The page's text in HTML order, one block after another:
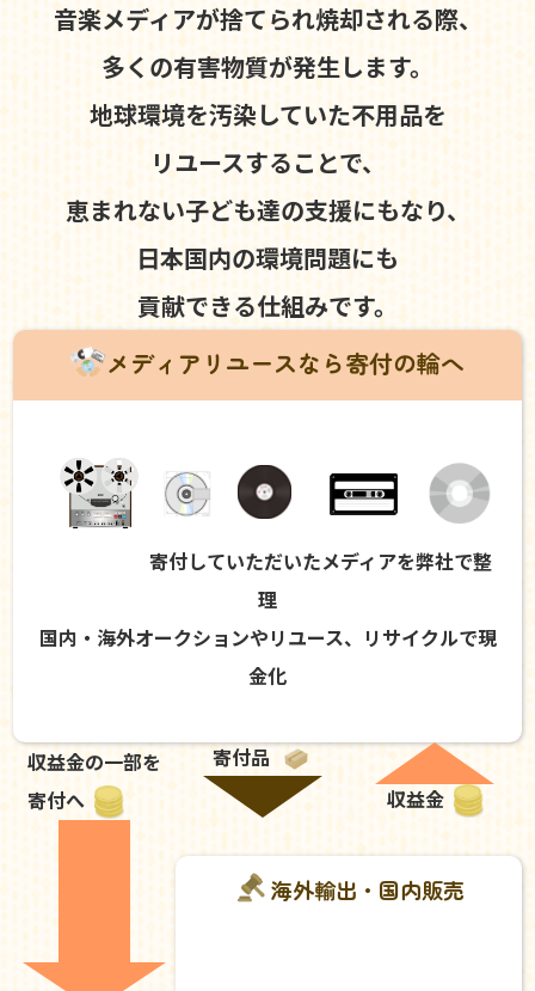
音楽メディアが捨てられ焼却される際、
多くの有害物質が発生します。
地球環境を汚染していた不用品を
リユースすることで、
恵まれない子ども達の支援にもなり、
日本国内の環境問題にも
貢献できる仕組みです。
メディアリユースなら寄付の輪へ
寄付していただいたメディアを弊社で整
理
国内・海外オークションやリユース、リサイクルで現
金化
収益金の一部を
寄付へ
寄付品
収益金
海外輸出・国内販売